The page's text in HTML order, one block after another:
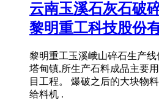
云南玉溪石灰石破
黎明重工科技股份
黎明重工玉溪峨山碎石生产
塔甸镇,所生产石料成品主要
目工程。 爆破之后的大块物
给料机 .